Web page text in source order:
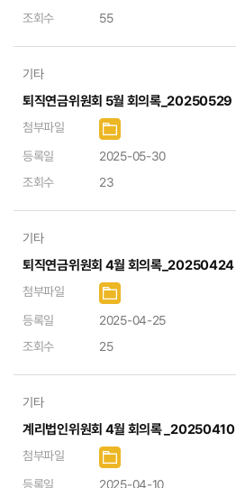
조회수
55
기타
퇴직연금위원회 5월 회의록_20250529
첨부파일
등록일
2025-05-30
조회수
23
기타
퇴직연금위원회 4월 회의록_20250424
첨부파일
등록일
2025-04-25
조회수
25
기타
계리법인위원회 4월 회의록 _20250410
첨부파일
등록일
2025-04-10